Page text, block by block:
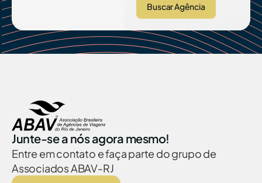
Buscar Agência
Junte-se a nós agora mesmo!
Entre em contato e faça parte do grupo de
Associados ABAV-RJ